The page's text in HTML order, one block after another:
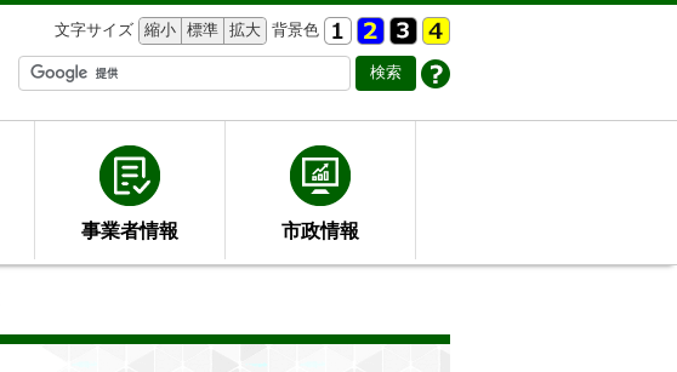
文字サイズ 縮小 標準 拡大 背景色
事業者情報 市政情報